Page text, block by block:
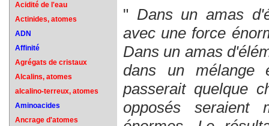
Acidité de l'eau
Actinides, atomes
ADN
Affinité
Agrégats de cristaux
Alcalins, atomes
alcalino-terreux, atomes
Aminoacides
Ancrage d'atomes
Dans un amas
avec une force
Dans un amas
dans un mélange
passerait quelque
opposés seraient